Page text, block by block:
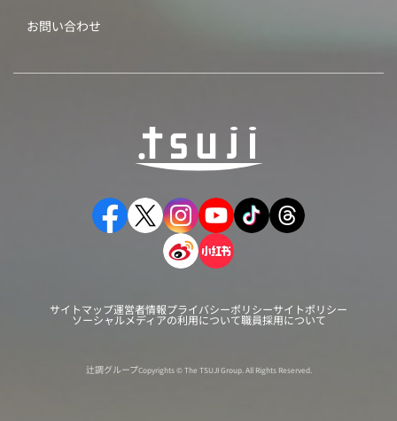
お問い合わせ
サイトマップ運営者情報プライバシーポリシーサイトポリシー
ソーシャルメディアの利用について職員採用について
辻調グループCopyrights © The TSUJI Group. All Rights Reserved.